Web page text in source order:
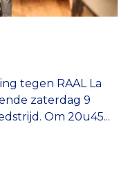
tegen RAAL La
zaterdag 9
Om 20u45...